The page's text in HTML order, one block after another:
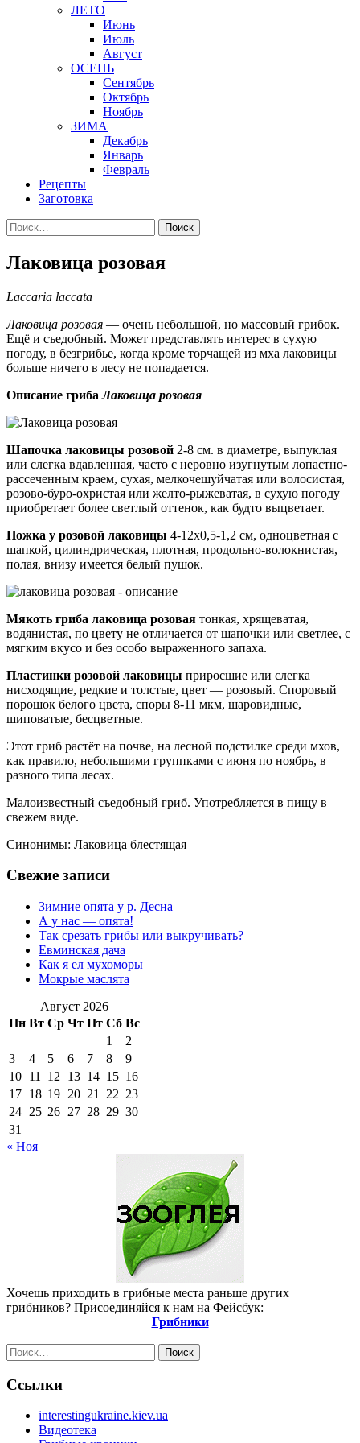
ЛЕТО
Июнь
Июль
Август
ОСЕНЬ
Сентябрь
Октябрь
Ноябрь
ЗИМА
Декабрь
Январь
Февраль
Рецепты
Заготовка
Найти:
Лаковица розовая
Laccaria laccata
Лаковица розовая — очень небольшой, но массовый грибок.
Ещё и съедобный. Может представлять интерес в сухую
погоду, в безгрибье, когда кроме торчащей из мха лаковицы
больше ничего в лесу не попадается.
Описание грибаЛаковица розовая
Шапочка лаковицы розовой 2-8 см. в диаметре, выпуклая
или слегка вдавленная, часто с неровно изугнутым лопастно-
рассеченным краем, сухая, мелкочешуйчатая или волосистая,
розово-буро-охристая или желто-рыжеватая, в сухую погоду
приобретает более светлый оттенок, как будто выцветает.
Ножка у розовой лаковицы 4-12х0,5-1,2 см, одноцветная с
шапкой, цилиндрическая, плотная, продольно-волокнистая,
полая, внизу имеется белый пушок.
Мякоть гриба лаковица розовая тонкая, хрящеватая,
водянистая, по цвету не отличается от шапочки или светлее, с
мягким вкусо и без особо выраженного запаха.
Пластинки розовой лаковицы приросшие или слегка
нисходящие, редкие и толстые, цвет — розовый. Споровый
порошок белого цвета, споры 8-11 мкм, шаровидные,
шиповатые, бесцветные.
Этот гриб растёт на почве, на лесной подстилке среди мхов,
как правило, небольшими группками с июня по ноябрь, в
разного типа лесах.
Малоизвестный съедобный гриб. Употребляется в пищу в
свежем виде.
Синонимы: Лаковица блестящая
Свежие записи
Зимние опята у р. Десна
А у нас — опята!
Так срезать грибы или выкручивать?
Евминская дача
Как я ел мухоморы
Мокрые маслята
Август 2026
Пн Вт Ср Чт Пт Сб Вс
1
2
3
4 5 6 7 8
9
10 11 12 13 14 15 16
17 18 19 20 21 22 23
24 25 26 27 28 29 30
31
« Ноя
Хочешь приходить в грибные места раньше других
грибников? Присоединяйся к нам на Фейсбук:
Грибники
Найти:
Ссылки
interestingukraine.kiev.ua
Видеотека